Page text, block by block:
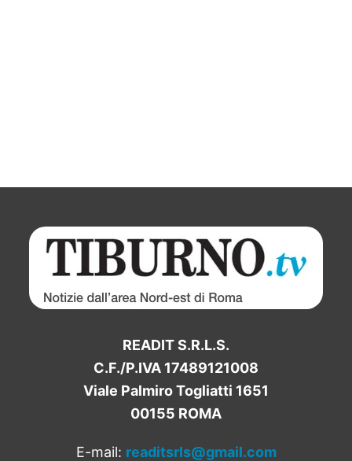
READIT S.R.L.S.
C.F./P.IVA 17489121008
Viale Palmiro Togliatti 1651
00155 ROMA
E-mail: readitsrls@gmail.com